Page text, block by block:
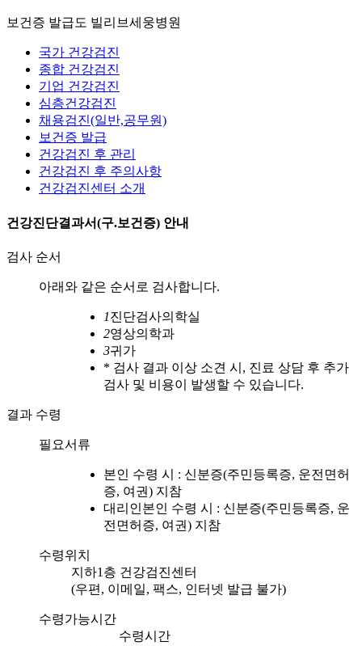
보건증 발급도 빌리브세웅병원
국가 건강검진
종합 건강검진
기업 건강검진
심층건강검진
채용검진(일반,공무원)
보건증 발급
건강검진 후 관리
건강검진 후 주의사항
건강검진센터 소개
건강진단결과서(구.보건증) 안내
검사 순서
아래와 같은 순서로 검사합니다.
1진단검사의학실
2영상의학과
3귀가
* 검사 결과 이상 소견 시, 진료 상담 후 추가
검사 및 비용이 발생할 수 있습니다.
결과 수령
필요서류
본인 수령 시 : 신분증(주민등록증, 운전면허
증, 여권) 지참
대리인본인 수령 시 : 신분증(주민등록증, 운
전면허증, 여권) 지참
수령위치
지하1층 건강검진센터
(우편, 이메일, 팩스, 인터넷 발급 불가)
수령가능시간
수령시간